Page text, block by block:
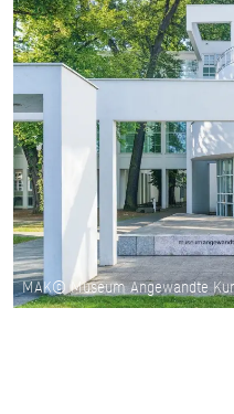
MAK© Museum Angewandte